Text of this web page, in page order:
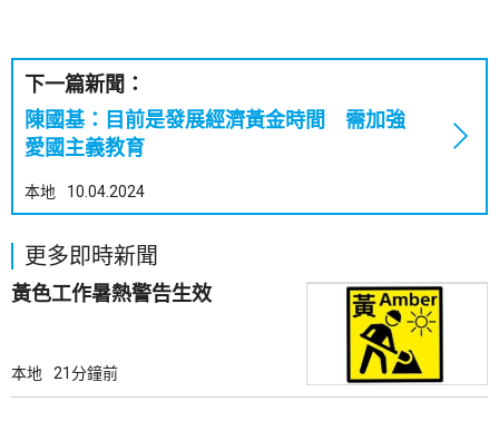
下一篇新聞：
陳國基：目前是發展經濟黃金時間 需加強
愛國主義教育
本地 10.04.2024
更多即時新聞
黃色工作暑熱警告生效
本地 21分鐘前